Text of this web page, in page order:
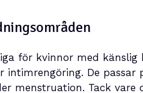
för kvinnor med känslig
De passar
menstruation. Tack vare